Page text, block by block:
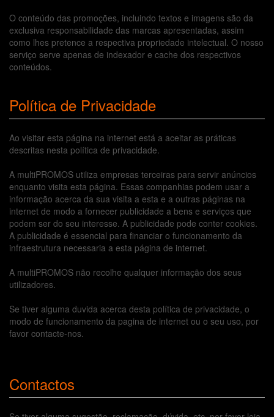
O conteúdo das promoções, incluindo textos e imagens são da
exclusiva responsabilidade das marcas apresentadas, assim
como lhes pretence a respectiva propriedade intelectual. O nosso
serviço serve apenas de indexador e cache dos respectivos
conteúdos.
Política de Privacidade
Ao visitar esta página na internet está a aceitar as práticas
descritas nesta política de privacidade.
A multiPROMOS utiliza empresas terceiras para servir anúncios
enquanto visita esta página. Essas companhias podem usar a
informação acerca da sua visita a esta e a outras páginas na
internet de modo a fornecer publicidade a bens e serviços que
podem ser do seu interesse. A publicidade pode conter cookies.
A publicidade é essencial para financiar o funcionamento da
infraestrutura necessaria a esta página de internet.
A multiPROMOS não recolhe qualquer informação dos seus
utilizadores.
Se tiver alguma duvida acerca desta política de privacidade, o
modo de funcionamento da pagina de internet ou o seu uso, por
favor contacte-nos.
Contactos